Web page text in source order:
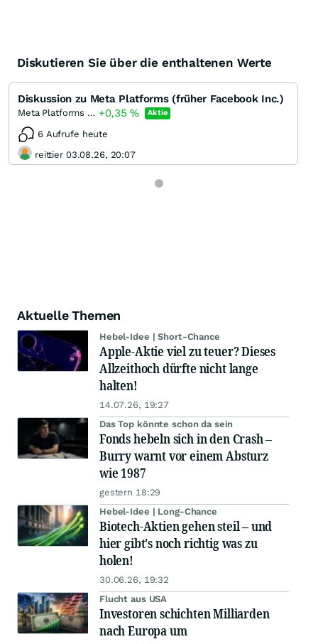
Diskutieren Sie über die enthaltenen Werte
Diskussion zu Meta Platforms (früher Facebook Inc.)
Meta Platforms (A) +0,35% Aktie
6 Aufrufe heute
reittier 03.08.26, 20:07
Aktuelle Themen
Hebel-Idee | Short-Chance
Apple-Aktie viel zu teuer? Dieses
Allzeithoch dürfte nicht lange
halten!
14.07.26, 19:27
Das Top könnte schon da sein
Fonds hebeln sich in den Crash –
Burry warnt vor einem Absturz
wie 1987
gestern 18:29
Hebel-Idee | Long-Chance
Biotech-Aktien gehen steil – und
hier gibt's noch richtig was zu
holen!
30.06.26, 19:32
Flucht aus USA
Investoren schichten Milliarden
nach Europa um